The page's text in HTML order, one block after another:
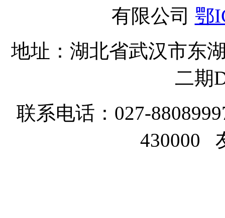
有限公司 鄂
地址：湖北省武汉市东
二期
联系电话：027-
430000